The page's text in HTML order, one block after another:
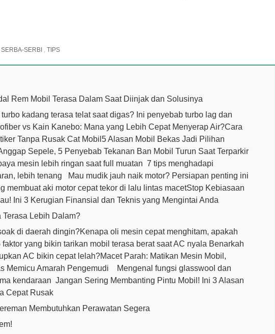
SERBA-SERBI , TIPS
Rem Mobil Terasa Dalam Saat Diinjak dan Solusinya
kadang terasa telat saat digas? Ini penyebab turbo lag dan
vs Kain Kanebo: Mana yang Lebih Cepat Menyerap Air?Cara
Tanpa Rusak Cat Mobil5 Alasan Mobil Bekas Jadi Pilihan
Sepele, 5 Penyebab Tekanan Ban Mobil Turun Saat Terparkir
mesin lebih ringan saat full muatan 7 tips menghadapi
lebih tenang Mau mudik jauh naik motor? Persiapan penting ini
membuat aki motor cepat tekor di lalu lintas macetStop Kebiasaan
Ini 3 Kerugian Finansial dan Teknis yang Mengintai Anda
Lebih Dalam?
di daerah dingin?Kenapa oli mesin cepat menghitam, apakah
yang bikin tarikan mobil terasa berat saat AC nyala Benarkah
AC bikin cepat lelah?Macet Parah: Matikan Mesin Mobil,
Memicu Amarah Pengemudi Mengenal fungsi glasswool dan
kendaraan Jangan Sering Membanting Pintu Mobil! Ini 3 Alasan
Cepat Rusak
Membutuhkan Perawatan Segera